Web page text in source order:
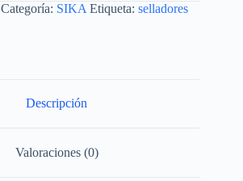
Categoría: SIKA Etiqueta: selladores
Descripción
Valoraciones (0)